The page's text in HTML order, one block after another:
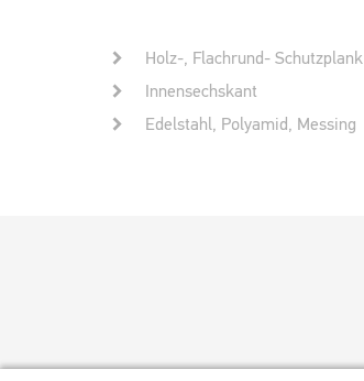
Holz-, Flachrund- Schutzplank
Innensechskant
Edelstahl, Polyamid, Messing